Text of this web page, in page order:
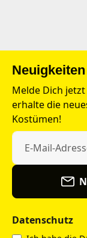
Melde Dich
erhalte die
Kostümen!
Datenschutz